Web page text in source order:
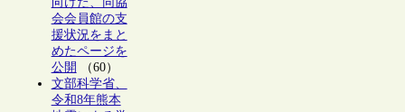
会会員館の支
援状況をまと
めたページを
公開
（60）
文部科学省、
令和8年熊本